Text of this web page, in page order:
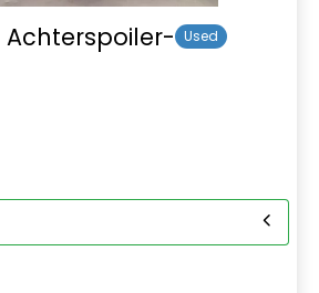
Achterspoiler- Used